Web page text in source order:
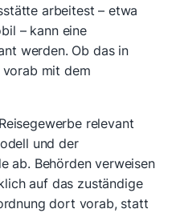
arbeitest – etwa
– kann eine
werden. Ob das in
mit dem
relevant
und der
ab. Behörden verweisen
auf das zuständige
dort vorab, statt